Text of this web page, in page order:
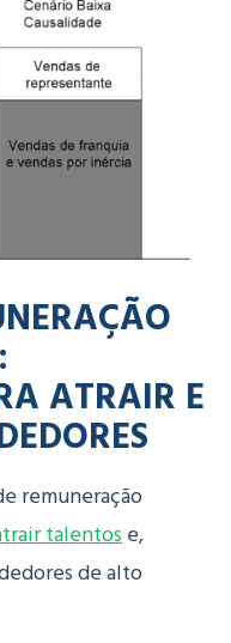
ATRAIR E
remuneração
talentose,
de alto